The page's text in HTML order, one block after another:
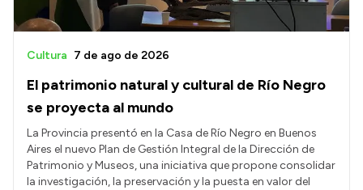
El patrimonio natural y cultural de Río Negro
se proyecta al mundo
Cultura 7 de ago de 2026
La Provincia presentó en la Casa de Río Negro en Buenos
Aires el nuevo Plan de Gestión Integral de la Dirección de
Patrimonio y Museos, una iniciativa que propone consolidar
la investigación, la preservación y la puesta en valor del